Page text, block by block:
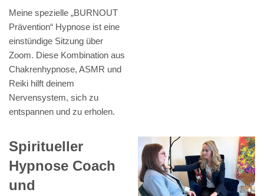
Meine spezielle „BURNOUT
Prävention“ Hypnose ist eine
einstündige Sitzung über
Zoom. Diese Kombination aus
Chakrenhypnose, ASMR und
Reiki hilft deinem
Nervensystem, sich zu
entspannen und zu erholen.
Spiritueller
Hypnose Coach
und